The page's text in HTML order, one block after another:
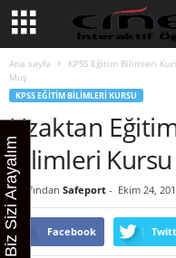
Ana sayfa KPSS Eğitim Bilimleri
Muş
KPSS EĞITIM BILIMLERI KURSU
Uzaktan
Bilimleri
Tarafından Safeport - Ekim 24,
Facebook
Biz Sizi Arayalım